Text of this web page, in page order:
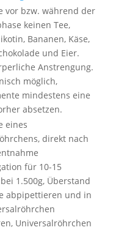
vor bzw. während der
keinen Tee,
Bananen, Käse,
und Eier.
Anstrengung.
möglich,
mindestens eine
absetzen.
eines
direkt nach
für 10-15
1.500g, Überstand
abpipettieren und in
Universalröhrchen